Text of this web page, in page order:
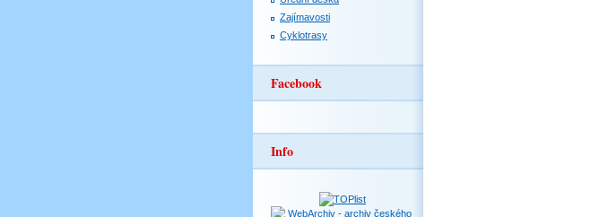
Zajímavosti
Cyklotrasy
Facebook
Info